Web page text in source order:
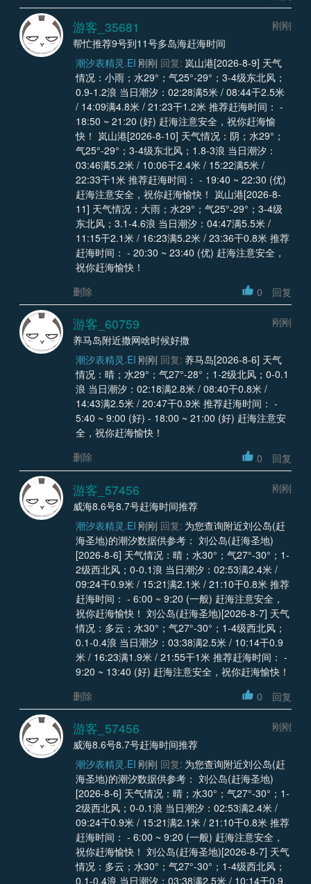
游客_35681
刚刚
帮忙推荐9号到11号多岛海赶海时间
潮汐表精灵.EI 刚刚 回复: 岚山港[2026-8-9] 天气
情况：小雨；水29°；气25°-29°；3-4级东北风；
0.9-1.2浪 当日潮汐：02:28满5米 / 08:44干2.5米
/ 14:09满4.8米 / 21:23干1.2米 推荐赶海时间： -
18:50 ~ 21:20 (好) 赶海注意安全，祝你赶海愉
快！ 岚山港[2026-8-10] 天气情况：阴；水29°；
气25°-29°；3-4级东北风；1.8-3浪 当日潮汐：
03:46满5.2米 / 10:06干2.4米 / 15:22满5米 /
22:33干1米 推荐赶海时间： - 19:40 ~ 22:30 (优)
赶海注意安全，祝你赶海愉快！ 岚山港[2026-8-
11] 天气情况：大雨；水29°；气25°-29°；3-4级
东北风；3.1-4.6浪 当日潮汐：04:47满5.5米 /
11:15干2.1米 / 16:23满5.2米 / 23:36干0.8米 推荐
赶海时间： - 20:30 ~ 23:40 (优) 赶海注意安全，
祝你赶海愉快！
删除
0 回复
游客_60759
刚刚
养马岛附近撒网啥时候好撒
潮汐表精灵.EI 刚刚 回复: 养马岛[2026-8-6] 天气
情况：晴；水29°；气27°-28°；1-2级北风；0-0.1
浪 当日潮汐：02:18满2.8米 / 08:40干0.8米 /
14:43满2.5米 / 20:47干0.9米 推荐赶海时间： -
5:40 ~ 9:00 (好) - 18:00 ~ 21:00 (好) 赶海注意安
全，祝你赶海愉快！
删除
0 回复
游客_57456
刚刚
威海8.6号8.7号赶海时间推荐
潮汐表精灵.EI 刚刚 回复: 为您查询附近刘公岛(赶
海圣地)的潮汐数据供参考： 刘公岛(赶海圣地)
[2026-8-6] 天气情况：晴；水30°；气27°-30°；1-
2级西北风；0-0.1浪 当日潮汐：02:53满2.4米 /
09:24干0.9米 / 15:21满2.1米 / 21:10干0.8米 推荐
赶海时间： - 6:00 ~ 9:20 (一般) 赶海注意安全，
祝你赶海愉快！ 刘公岛(赶海圣地)[2026-8-7] 天气
情况：多云；水30°；气27°-30°；1-4级西北风；
0.1-0.4浪 当日潮汐：03:38满2.5米 / 10:14干0.9
米 / 16:23满1.9米 / 21:55干1米 推荐赶海时间： -
9:20 ~ 13:40 (好) 赶海注意安全，祝你赶海愉快！
删除
0 回复
游客_57456
刚刚
威海8.6号8.7号赶海时间推荐
潮汐表精灵.EI 刚刚 回复: 为您查询附近刘公岛(赶
海圣地)的潮汐数据供参考： 刘公岛(赶海圣地)
[2026-8-6] 天气情况：晴；水30°；气27°-30°；1-
2级西北风；0-0.1浪 当日潮汐：02:53满2.4米 /
09:24干0.9米 / 15:21满2.1米 / 21:10干0.8米 推荐
赶海时间： - 6:00 ~ 9:20 (一般) 赶海注意安全，
祝你赶海愉快！ 刘公岛(赶海圣地)[2026-8-7] 天气
情况：多云；水30°；气27°-30°；1-4级西北风；
0.1-0.4浪 当日潮汐：03:38满2.5米 / 10:14干0.9